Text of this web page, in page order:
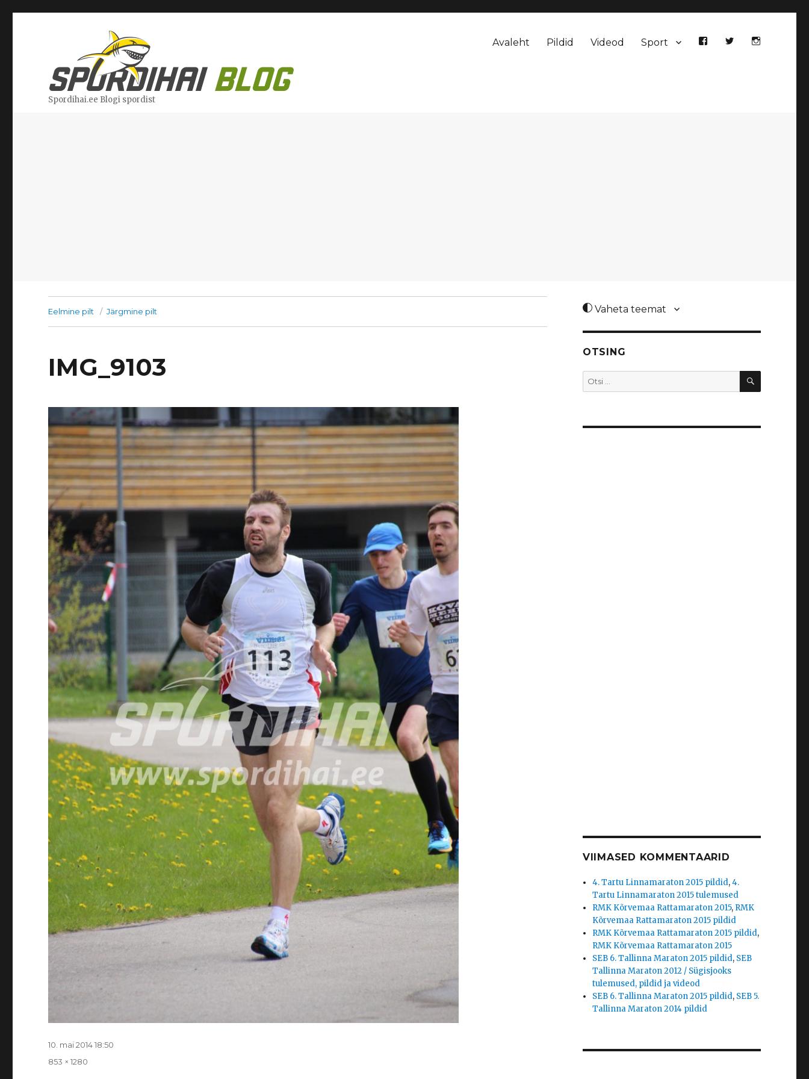
Spordihai.ee Blogi spordist
Avaleht Pildid Videod Sport
Eelmine pilt Järgmine pilt
IMG_9103
Postitatud
10. mai 2014 18:50
Täissuurus
853 × 1280
Vaheta teemat
OTSING
Otsi: OTSI
VIIMASED KOMMENTAARID
4. Tartu Linnamaraton 2015 pildid,4.
Tartu Linnamaraton 2015 tulemused
RMK Kõrvemaa Rattamaraton 2015, RMK
Kõrvemaa Rattamaraton 2015 pildid
RMK Kõrvemaa Rattamaraton 2015 pildid,
RMK Kõrvemaa Rattamaraton 2015
SEB 6. Tallinna Maraton 2015 pildid, SEB
Tallinna Maraton 2012 / Sügisjooks
tulemused, pildid ja videod
SEB 6. Tallinna Maraton 2015 pildid, SEB 5.
Tallinna Maraton 2014 pildid